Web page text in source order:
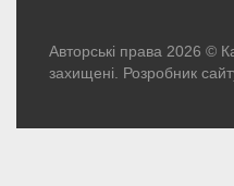
Авторські права 2026 ©
захищені. Розробник